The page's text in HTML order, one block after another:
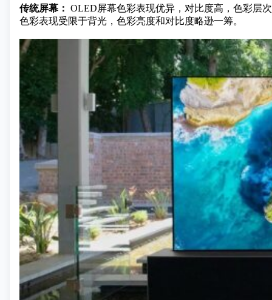
传统屏幕： OLED屏幕色彩表现优异，对比度高，色彩层
色彩表现受限于背光，色彩亮度和对比度略逊一筹。